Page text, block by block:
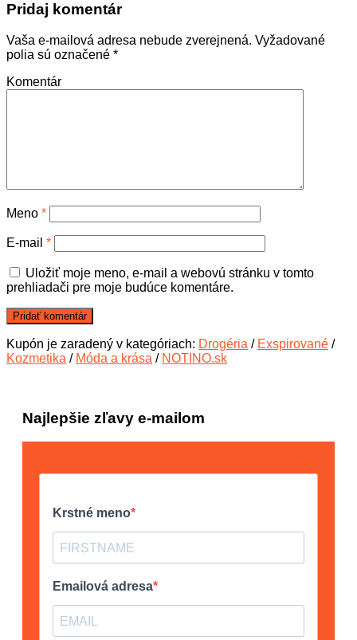
Pridaj komentár
Vaša e-mailová adresa nebude zverejnená. Vyžadované
polia sú označené *
Komentár
Meno *
E-mail *
Uložiť moje meno, e-mail a webovú stránku v tomto
prehliadači pre moje budúce komentáre.
Kupón je zaradený v kategóriach: Drogéria / Exspirované /
Kozmetika / Móda a krása / NOTINO.sk
Najlepšie zľavy e-mailom